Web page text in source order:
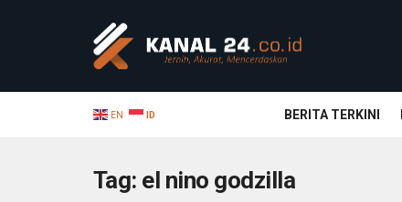
EN ID BERITA TERKINI
Tag: el nino godzilla